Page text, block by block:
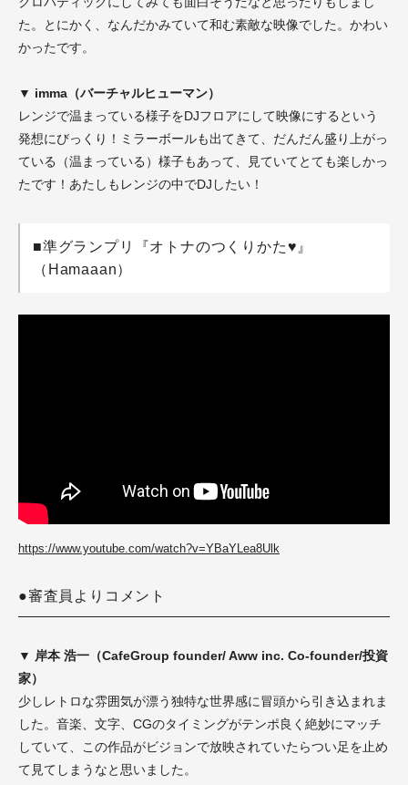
た。とにかく、なんだかみていて和む素敵な映像でした。かわい
かったです。
▼ imma（バーチャルヒューマン）
レンジで温まっている様子をDJフロアにして映像にするという
発想にびっくり！ミラーボールも出てきて、だんだん盛り上がっ
ている（温まっている）様子もあって、見ていてとても楽しかっ
たです！あたしもレンジの中でDJしたい！
■準グランプリ『オトナのつくりかた♥』
（Hamaaan）
https://www.youtube.com/watch?v=YBaYLea8Ulk
●審査員よりコメント
▼ 岸本 浩一（CafeGroup founder/ Aww inc. Co-founder/投資
家）
少しレトロな雰囲気が漂う独特な世界感に冒頭から引き込まれま
した。音楽、文字、CGのタイミングがテンポ良く絶妙にマッチ
していて、この作品がビジョンで放映されていたらつい足を止め
て見てしまうなと思いました。